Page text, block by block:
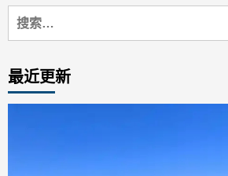
搜
索：
最近更新